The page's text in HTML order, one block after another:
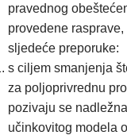
pravednog
provedene
sljedeće preporuke:
s ciljem smanjenja
za poljoprivrednu
pozivaju se
učinkovitog modela